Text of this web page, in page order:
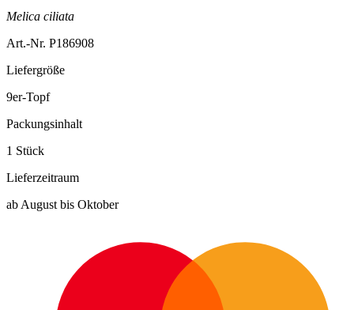
Melica ciliata
Art.-Nr. P186908
Liefergröße
9er-Topf
Packungsinhalt
1 Stück
Lieferzeitraum
ab August bis Oktober